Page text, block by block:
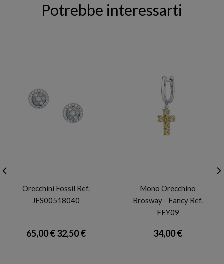
Potrebbe interessarti
Orecchini Fossil Ref.
JFS00518040
65,00 €32,50 €
Mono Orecchino
Brosway - Fancy Ref.
FEY09
34,00 €